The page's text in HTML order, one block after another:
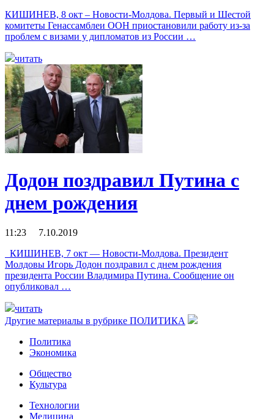
КИШИНЕВ, 8 окт – Новости-Молдова. Первый и Шестой
комитеты Генассамблеи ООН приостановили работу из-за
проблем с визами у дипломатов из России …
читать
Додон поздравил Путина с
днем рождения
11:23 7.10.2019
КИШИНЕВ, 7 окт — Новости-Молдова. Президент
Молдовы Игорь Додон поздравил с днем рождения
президента России Владимира Путина. Сообщение он
опубликовал …
читать
Другие материалы в рубрике ПОЛИТИКА
Политика
Экономика
Общество
Культура
Технологии
Медицина